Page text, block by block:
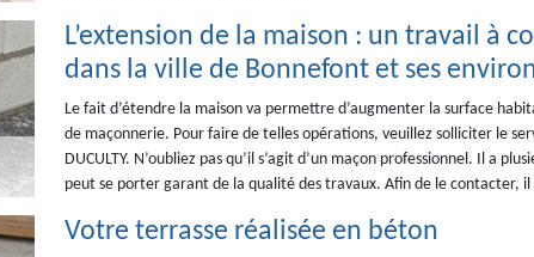
L’extension de la maison : un travail à
dans la ville de Bonnefont et ses
Le fait d’étendre la maison va permettre d’augmenter la surface
de maçonnerie. Pour faire de telles opérations, veuillez solliciter le
DUCULTY. N’oubliez pas qu’il s’agit d’un maçon professionnel. Il a
peut se porter garant de la qualité des travaux. Afin de le contacter,
Votre terrasse réalisée en béton